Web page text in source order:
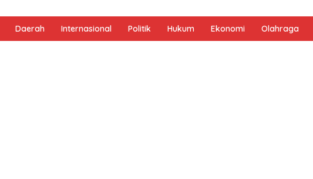
Daerah Internasional Politik Hukum Ekonomi Olahraga